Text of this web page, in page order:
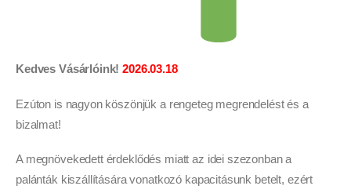
Kedves Vásárlóink!2026.03.18
Ezúton is nagyon köszönjük a rengeteg megrendelést és a
bizalmat!
A megnövekedett érdeklődés miatt az idei szezonban a
palánták kiszállítására vonatkozó kapacitásunk betelt, ezért